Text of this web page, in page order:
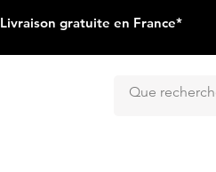
Livraison gratuite en France*